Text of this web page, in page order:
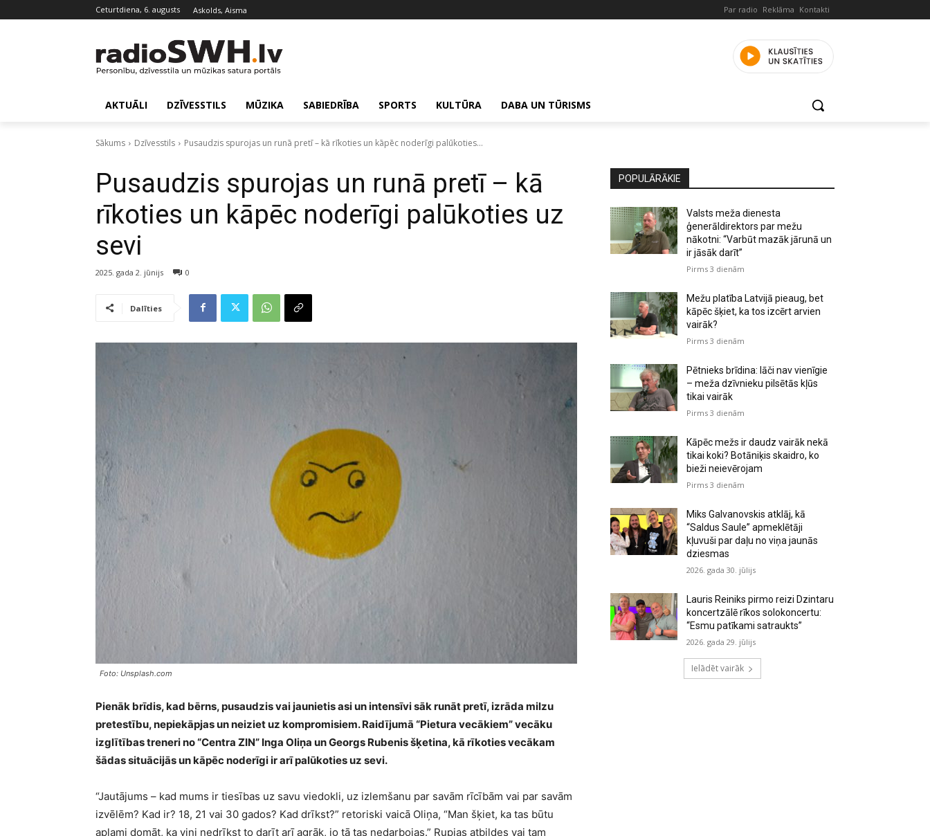
ceturtdiena, 6. augusts Askolds, Aisma Par radio Reklāma Kontakti
AKTUĀLI DZĪVESSTILS MŪZIKA SABIEDRĪBA SPORTS KULTŪRA DABA UN TŪRISMS
Sākums Dzīvesstils Pusaudzis spurojas un runā pretī – kā rīkoties un kāpēc noderīgi palūkoties...
Pusaudzis spurojas un runā pretī – kā
rīkoties un kāpēc noderīgi palūkoties uz
sevi
2025. gada 2. jūnijs 0
Dalīties
Foto: Unsplash.com
Pienāk brīdis, kad bērns, pusaudzis vai jaunietis asi un intensīvi sāk runāt pretī, izrāda milzu
pretestību, nepiekāpjas un neiziet uz kompromisiem. Raidījumā “Pietura vecākiem” vecāku
izglītības treneri no “Centra ZIN” Inga Oliņa un Georgs Rubenis šķetina, kā rīkoties vecākam
šādas situācijās un kāpēc noderīgi ir arī palūkoties uz sevi.
“Jautājums – kad mums ir tiesības uz savu viedokli, uz izlemšanu par savām rīcībām vai par savām
izvēlēm? Kad ir? 18, 21 vai 30 gados? Kad drīkst?” retoriski vaicā Oliņa, “Man šķiet, ka tas būtu
aplami domāt, ka viņi nedrīkst to darīt arī agrāk, jo tā tas nedarbojas.” Rupjas atbildes vai tam
POPULĀRĀKIE
Valsts meža dienesta
ģenerāldirektors par mežu
nākotni: “Varbūt mazāk jārunā un
ir jāsāk darīt”
Pirms 3 dienām
Mežu platība Latvijā pieaug, bet
kāpēc šķiet, ka tos izcērt arvien
vairāk?
Pirms 3 dienām
Pētnieks brīdina: lāči nav vienīgie
– meža dzīvnieku pilsētās kļūs
tikai vairāk
Pirms 3 dienām
Kāpēc mežs ir daudz vairāk nekā
tikai koki? Botāniķis skaidro, ko
bieži neievērojam
Pirms 3 dienām
Miks Galvanovskis atklāj, kā
“Saldus Saule” apmeklētāji
kļuvuši par daļu no viņa jaunās
dziesmas
2026. gada 30. jūlijs
Lauris Reiniks pirmo reizi Dzintaru
koncertzālē rīkos solokoncertu:
“Esmu patīkami satraukts”
2026. gada 29. jūlijs
Ielādēt vairāk